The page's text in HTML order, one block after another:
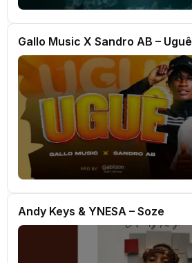
Gallo Music X Sandro AB – Uguê
Andy Keys & YNESA – Soze